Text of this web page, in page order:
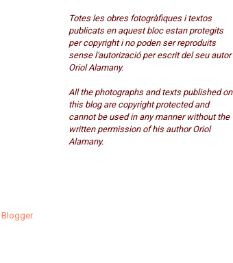
Totes les obres fotogràfiques i textos
publicats en aquest bloc estan protegits
per copyright i no poden ser reproduits
sense l'autorizació per escrit del seu autor
Oriol Alamany.
All the photographs and texts published on
this blog are copyright protected and
cannot be used in any manner without the
written permission of his author Oriol
Alamany.
Blogger.